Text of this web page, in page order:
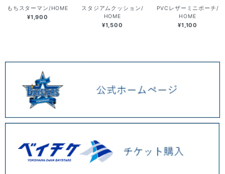
もちスターマン/HOME
¥1,900
スタジアムクッション/
HOME
¥1,500
PVCレザーミニポーチ/
HOME
¥1,100